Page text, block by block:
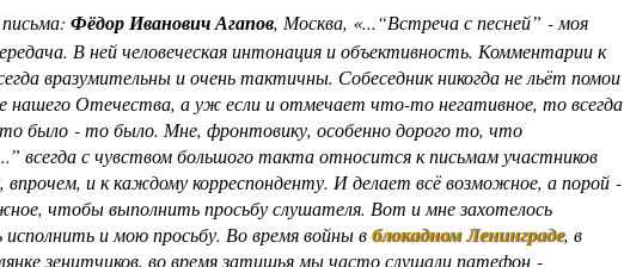
Вокалисты
Композиторы
Поэты
Музыканты
Ансамбли, оркестры, хоры
Из фонотеки «Встречи...»
Другие работы В.В.Татарского
Из архива «Радио России»
Фёдор Иванович Агапов, Москва, «...“Встреча с песней” - моя
В ней человеческая интонация и объективность. Комментарии к
вразумительны и очень тактичны. Собеседник никогда не льёт помои
нашего Отечества, а уж если и отмечает что-то негативное, то всегда
было - то было. Мне, фронтовику, особенно дорого то, что
всегда с чувством большого такта относится к письмам участников
впрочем, и к каждому корреспонденту. И делает всё возможное, а порой -
чтобы выполнить просьбу слушателя. Вот и мне захотелось
исполнить и мою просьбу. Во время войны вблокадном Ленинграде, в
зенитчиков, во время затишья мы часто слушали патефон -